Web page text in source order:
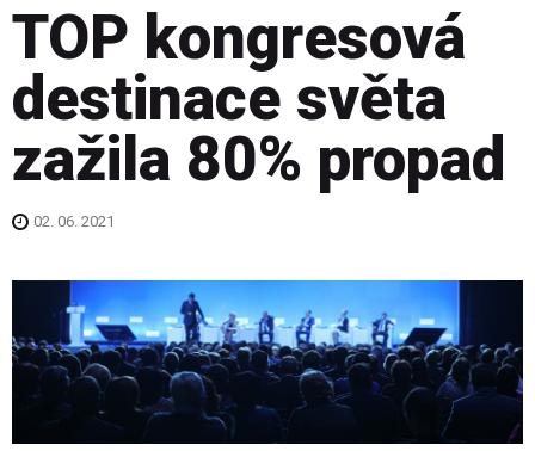
TOP kongresová
destinace světa
zažila 80% propad
02. 06. 2021